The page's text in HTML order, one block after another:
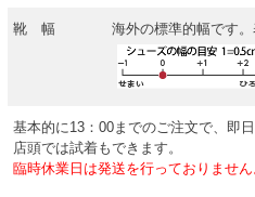
靴 幅 海外の標準的幅です
基本的に13：00までのご注文で、即日
店頭では試着もできます。
臨時休業日は発送を行っておりませ